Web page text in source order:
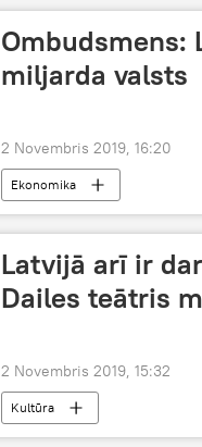
Ombudsmens:
miljarda valsts
2 Novembris 2019, 16:20
Ekonomika
Latvijā arī ir
Dailes teātris
2 Novembris 2019, 15:32
Kultūra